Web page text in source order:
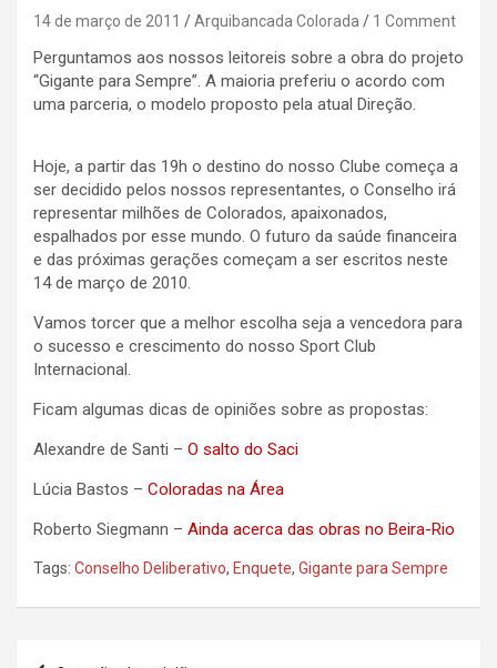
14 de março de 2011 Arquibancada Colorada 1 Comment
Perguntamos aos nossos leitoreis sobre a obra do projeto
“Gigante para Sempre”. A maioria preferiu o acordo com
uma parceria, o modelo proposto pela atual Direção.
Hoje, a partir das 19h o destino do nosso Clube começa a
ser decidido pelos nossos representantes, o Conselho irá
representar milhões de Colorados, apaixonados,
espalhados por esse mundo. O futuro da saúde financeira
e das próximas gerações começam a ser escritos neste
14 de março de 2010.
Vamos torcer que a melhor escolha seja a vencedora para
o sucesso e crescimento do nosso Sport Club
Internacional.
Ficam algumas dicas de opiniões sobre as propostas:
Alexandre de Santi – O salto do Saci
Lúcia Bastos – Coloradas na Área
Roberto Siegmann – Ainda acerca das obras no Beira-Rio
Tags: Conselho Deliberativo, Enquete, Gigante para Sempre
Navegação